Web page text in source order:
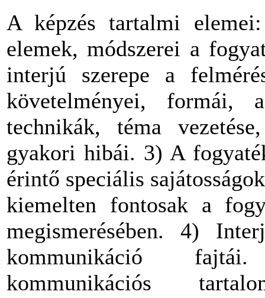
A képzés tartalmi
elemek, módszerei a
interjú szerepe a
követelményei, formái,
technikák, téma
gyakori hibái. 3) A
érintő speciális
kiemelten fontosak a
megismerésében. 4)
kommunikáció
kommunikációs